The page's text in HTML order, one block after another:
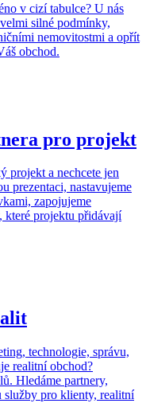
v cizí tabulce? U nás
silné podmínky,
nemovitostmi a opřít
obchod.
pro projekt
projekt a nechcete jen
prezentaci, nastavujeme
zapojujeme
které projektu přidávají
technologie, správu,
realitní obchod?
Hledáme partnery,
služby pro klienty, realitní